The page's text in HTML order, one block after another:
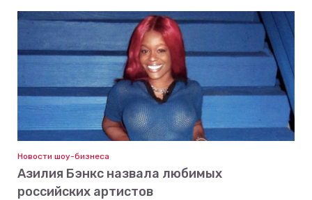
Новости шоу-бизнеса
Азилия Бэнкс назвала любимых
российских артистов